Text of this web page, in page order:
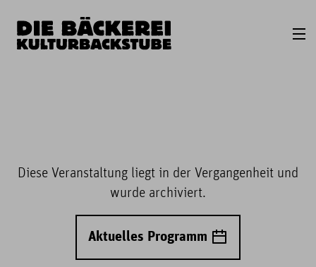
Diese Veranstaltung liegt in der Vergangenheit und
wurde archiviert.
Aktuelles Programm